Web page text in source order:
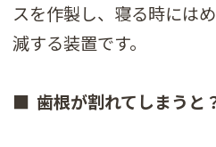
スを作製し、寝る時には
減する装置です。
■ 歯根が割れてしまうと